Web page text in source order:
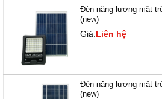
Đèn năng lượng mặt
(new)
Giá:Liên hệ
Đèn năng lượng mặt
(new)